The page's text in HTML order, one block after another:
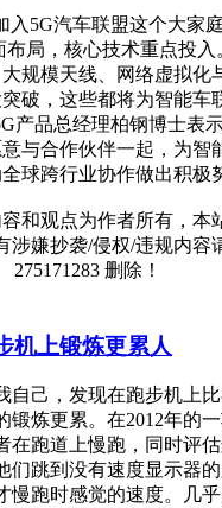
入5G汽车联盟这个大家
布局，核心技术重点投入
规模天线、网络虚拟化
破，这些都将为智能车
产品总经理柏钢博士表
与合作伙伴一起，为智
球跨行业协作做出积极
容和观点为作者所有，本
涉嫌抄袭/侵权/违规内容
275171283 删除！
机上锻炼更累人
自己，发现在跑步机上
锻炼更累。在2012年的
在跑道上慢跑，同时评
们跳到没有速度显示器
慢跑时感觉的速度。几